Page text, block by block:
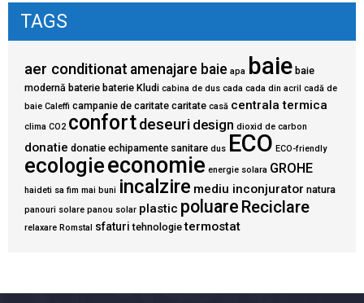
TAGS
aer conditionat amenajare baie apa baie baie
modernă baterie baterie Kludi cabina de dus cada cada din acril cadă de
baie Caleffi campanie de caritate caritate casă centrala termica
clima CO2 confortdeseuri design dioxid de carbon
donatie donatie echipamente sanitare dus ECO ECO-friendly
ecologieeconomie energie solara GROHE
haideti sa fim mai buni incalzire mediu inconjurator natura
panouri solare panou solar plastic poluare Reciclare
relaxare Romstal sfaturi tehnologie termostat